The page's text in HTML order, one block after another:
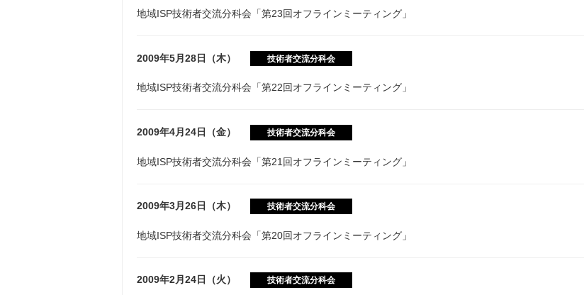
地域ISP技術者交流分科会「第23回オフラインミーティング」
2009年5月28日（木） 技術者交流分科会
地域ISP技術者交流分科会「第22回オフラインミーティング」
2009年4月24日（金） 技術者交流分科会
地域ISP技術者交流分科会「第21回オフラインミーティング」
2009年3月26日（木） 技術者交流分科会
地域ISP技術者交流分科会「第20回オフラインミーティング」
2009年2月24日（火） 技術者交流分科会